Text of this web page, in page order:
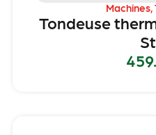
Machines,
Tondeuse